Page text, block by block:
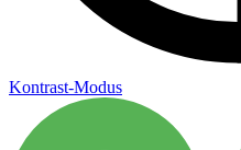
Kontrast-Modus